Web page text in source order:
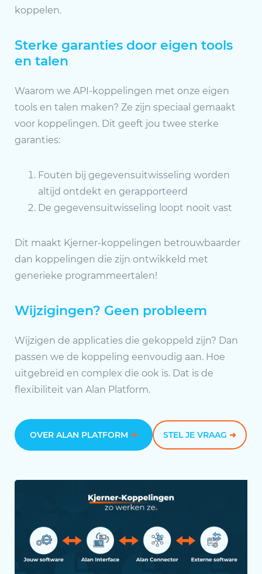
koppelen.
Sterke garanties door eigen tools
en talen
Waarom we API-koppelingen met onze eigen
tools en talen maken? Ze zijn speciaal gemaakt
voor koppelingen. Dit geeft jou twee sterke
garanties:
Fouten bij gegevensuitwisseling worden
altijd ontdekt en gerapporteerd
De gegevensuitwisseling loopt nooit vast
Dit maakt Kjerner-koppelingen betrouwbaarder
dan koppelingen die zijn ontwikkeld met
generieke programmeertalen!
Wijzigingen? Geen probleem
Wijzigen de applicaties die gekoppeld zijn? Dan
passen we de koppeling eenvoudig aan. Hoe
uitgebreid en complex die ook is. Dat is de
flexibiliteit van Alan Platform.
OVER ALAN PLATFORM ➜ STEL JE VRAAG ➜